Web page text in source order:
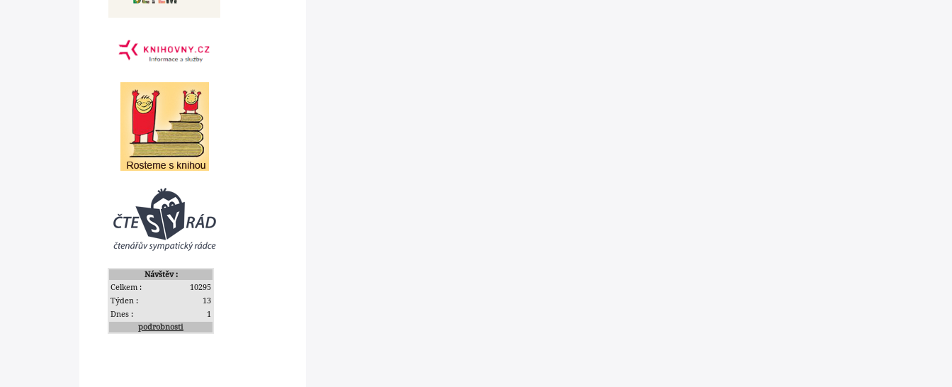
Návštěv :
Celkem :
10295
Týden :
13
Dnes :
1
podrobnosti